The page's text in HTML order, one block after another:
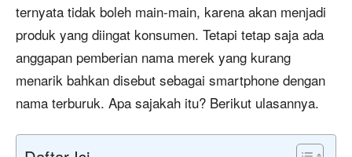
ternyata tidak boleh main-main, karena akan menjadi
produk yang diingat konsumen. Tetapi tetap saja ada
anggapan pemberian nama merek yang kurang
menarik bahkan disebut sebagai smartphone dengan
nama terburuk. Apa sajakah itu? Berikut ulasannya.